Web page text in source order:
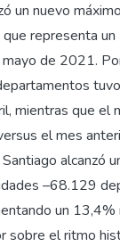
un nuevo
representa
de 2021.
mientras que el
el mes
alcanzó
–68.129
un 13,4%
sobre el ritmo